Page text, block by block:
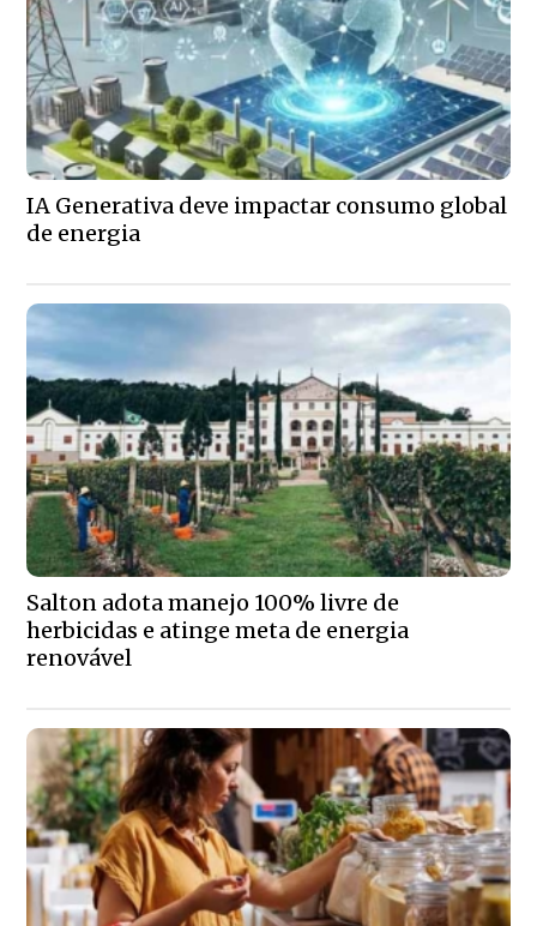
IA Generativa deve impactar consumo global
de energia
Salton adota manejo 100% livre de
herbicidas e atinge meta de energia
renovável